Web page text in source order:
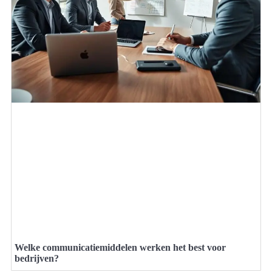
Welke communicatiemiddelen werken het best voor
bedrijven?